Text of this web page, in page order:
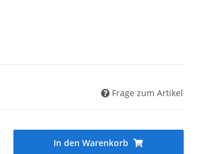
Frage zum Artikel
In den Warenkorb